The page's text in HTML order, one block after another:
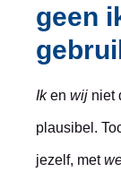
geen
Iken wij niet
plausibel.
jezelf, met